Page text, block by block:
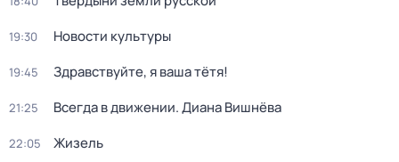
19:30 Новости культуры
19:45 Здравствуйте, я ваша тётя!
21:25 Всегда в движении. Диана Вишнёва
22:05 Жизель